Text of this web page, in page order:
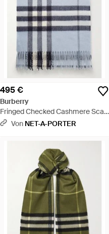
495 €
Burberry
Fringed Checked Cashmere Scarf
- Blau
Von NET-A-PORTER